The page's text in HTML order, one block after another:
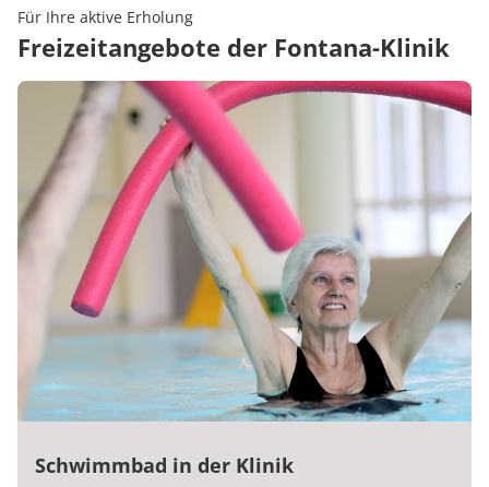
Für Ihre aktive Erholung
Freizeitangebote der Fontana-Klinik
Schwimmbad in der Klinik